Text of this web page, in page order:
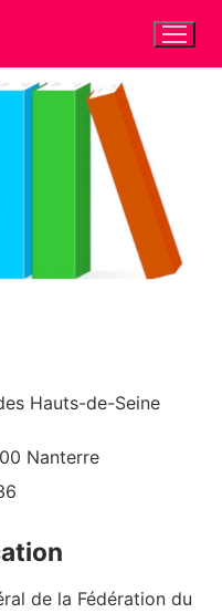
Hauts-de-Seine
Nanterre
de la Fédération du